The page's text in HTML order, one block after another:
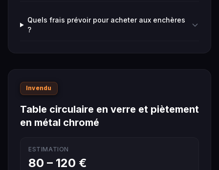
Quels frais prévoir pour acheter aux enchères
?
Invendu
Table circulaire en verre et piètement
en métal chromé
ESTIMATION
80 – 120 €